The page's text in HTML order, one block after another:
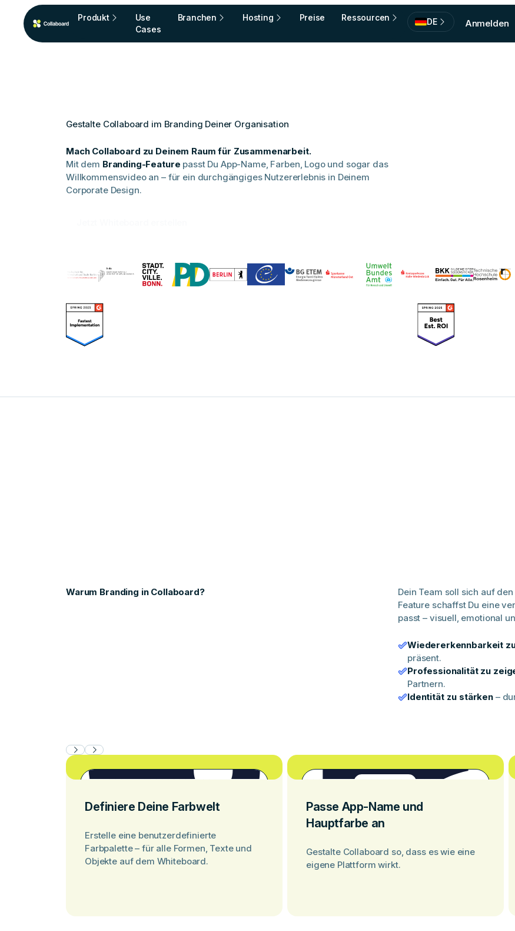
Produkt
Use
Cases
Branchen Hosting Preise Ressourcen DE Anmelden
Gestalte Collaboard im Branding Deiner Organisation
Mach Collaboard zu Deinem Raum für Zusammenarbeit.
Mit dem Branding-Feature passt Du App-Name, Farben, Logo und sogar das
Willkommensvideo an – für ein durchgängiges Nutzererlebnis in Deinem
Corporate Design.
Warum Branding in Collaboard?
Dein Team soll sich auf
Feature schaffst Du eine
passt – visuell, emotional
Wiedererkennbarkeit
präsent.
Professionalität zu
Partnern.
Identität zu stärken –
Definiere Deine Farbwelt
Erstelle eine benutzerdefinierte
Farbpalette – für alle Formen, Texte und
Objekte auf dem Whiteboard.
Passe App-Name und
Hauptfarbe an
Gestalte Collaboard so, dass es wie eine
eigene Plattform wirkt.